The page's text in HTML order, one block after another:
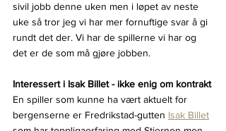
sivil jobb denne uken men i løpet av neste
uke så tror jeg vi har mer fornuftige svar å gi
rundt det der. Vi har de spillerne vi har og
det er de som må gjøre jobben.
Interessert i Isak Billet - ikke enig om kontrakt
En spiller som kunne ha vært aktuelt for
bergenserne er Fredrikstad-gutten Isak Billet